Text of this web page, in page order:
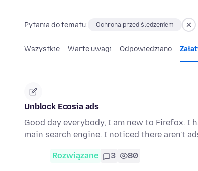
Pytania do tematu: Ochrona przed śledzeniem
Wszystkie Warte uwagi Odpowiedziano
Unblock Ecosia ads
Good day everybody, I am new to Firefox. I
main search engine. I noticed there aren't
Rozwiązane 3 80